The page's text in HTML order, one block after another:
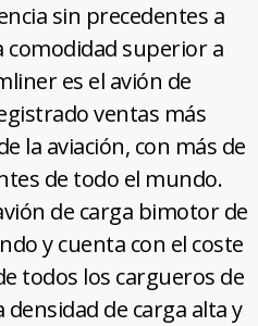
sin precedentes a
comodidad superior a
es el avión de
ventas más
la aviación, con más de
de todo el mundo.
de carga bimotor de
y cuenta con el coste
todos los cargueros de
de carga alta y